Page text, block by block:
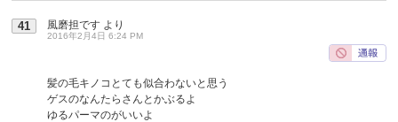
41 風磨担です より
2016年2月4日 6:24 PM
髪の毛キノコとても似合わないと思う
ゲスのなんたらさんとかぶるよ
ゆるパーマのがいいよ